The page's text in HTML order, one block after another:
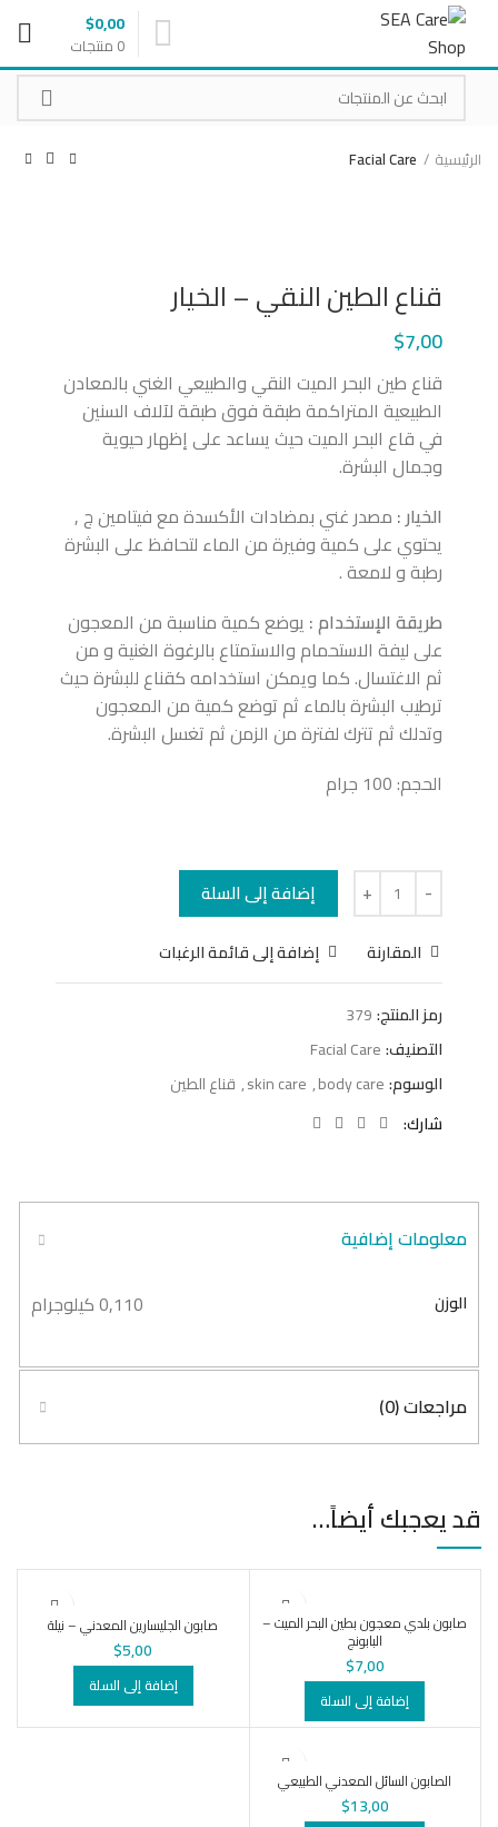
0 منتجات
$0,00
الرئيسية
Facial Care
قناع الطين النقي – الخيار
$7,00
قناع طين البحر الميت النقي والطبيعي الغني بالمعادن
الطبيعية المتراكمة طبقة فوق طبقة لآلاف السنين
في قاع البحر الميت حيث يساعد على إظهار حيوية
وجمال البشرة.
الخيار : مصدر غني بمضادات الأكسدة مع فيتامين ج ,
يحتوي على كمية وفيرة من الماء لتحافظ على البشرة
رطبة و لامعة .
طريقة الإستخدام : يوضع كمية مناسبة من المعجون
على ليفة الاستحمام والاستمتاع بالرغوة الغنية و من
ثم الاغتسال. كما ويمكن استخدامه كقناع للبشرة حيث
ترطيب البشرة بالماء ثم توضع كمية من المعجون
وتدلك ثم تترك لفترة من الزمن ثم تغسل البشرة.
الحجم: 100 جرام
إضافة إلى السلة
المقارنة إضافة إلى قائمة الرغبات
رمز المنتج:379
التصنيف:Facial Care
الوسوم:body care
,
skin care
, قناع الطين
شارك
معلومات إضافية
الوزن 0,110 كيلوجرام
مراجعات (0)
قد يعجبك أيضاً…
صابون بلدي معجون بطين البحر الميت –
البابونج
$7,00
إضافة إلى السلة
صابون الجليسارين المعدني – نيلة
$5,00
إضافة إلى السلة
الصابون السائل المعدني الطبيعي
$13,00